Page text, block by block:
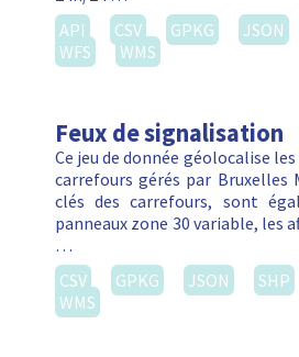
API
CSV GPKG JSON
WFS
WMS
Feux de signalisation
Ce jeu de donnée géolocalise les
carrefours gérés par Bruxelles
clés des carrefours, sont
panneaux zone 30 variable, les
…
CSV
GPKG JSON SHP
WMS